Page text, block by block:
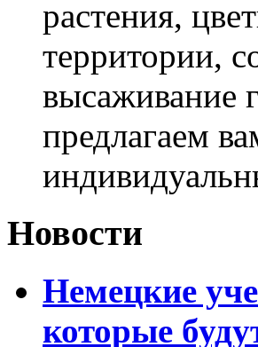
растения,
территории,
высаживание
предлагаем
Новости
Немецкие
которые